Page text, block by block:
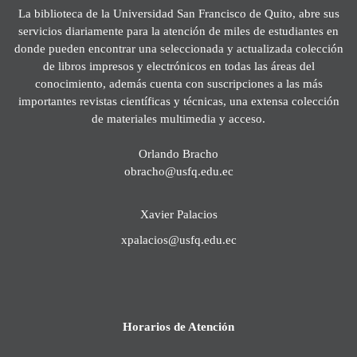
La biblioteca de la Universidad San Francisco de Quito, abre sus
servicios diariamente para la atención de miles de estudiantes en
donde pueden encontrar una seleccionada y actualizada colección
de libros impresos y electrónicos en todas las áreas del
conocimiento, además cuenta con suscripciones a las más
importantes revistas científicas y técnicas, una extensa colección
de materiales multimedia y acceso.
Orlando Bracho
obracho@usfq.edu.ec
Xavier Palacios
xpalacios@usfq.edu.ec
Horarios de Atención